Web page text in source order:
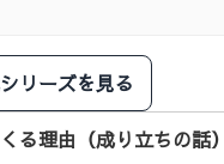
リーズを見る
る理由（成り立ちの話）